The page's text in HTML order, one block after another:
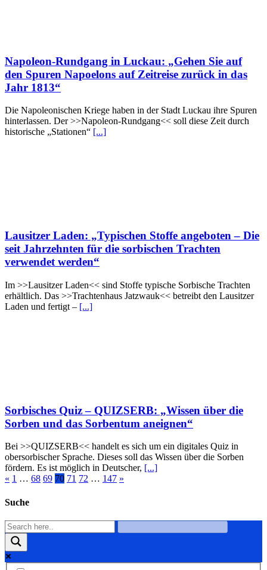
Napoleon-Rundgang in Luckau: „Gehen Sie auf
den Spuren Napoelons auf Zeitreise zurück in das
Jahr 1813“
Die Napoleonischen Kriege haben in der Stadt Luckau ihre Spuren
hinterlassen. Der >>Napoleon-Rundgang<< soll diese Zeit durch
historische „Stationen“ [...]
Lausitzer Laden: „Typischen Stoffe angeboten – Die
seit Jahrzehnten für die sorbischen Trachten
verwendet werden“
Im >>Lausitzer Laden<< sind Stoffe typische Sorbische Trachten
erhältlich. Das >>Trachtenhaus Jatzwauk<< betreibt den Lausitzer
Laden und fertigt – [...]
Sorbisches Quiz – QUIZSERB: „Wissen über die
Sorben und das Sorbentum aneignen“
Bei >>QUIZSERB<< handelt es sich um ein digitales Quiz in
obersorbischer Sprache. Dieses soll das Wissen über die Sorben
fördern. Es ist möglich in Deutscher, [...]
« 1 … 68 69 70 71 72 … 147 »
Suche